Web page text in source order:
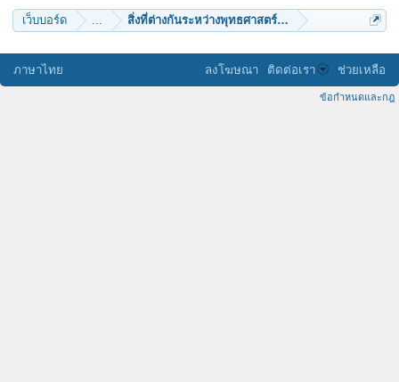
เว็บบอร์ด ... สิ่งที่ต่างกันระหว่างพุทธศาสตร์กับไสยศาสตร์
ภาษาไทย ลงโฆษณา ติดต่อเรา ช่วยเหลือ
ข้อกำหนดและกฎ